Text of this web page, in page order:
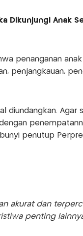
Dikunjungi Anak
penanganan
penjangkauan,
diundangkan. Agar
bunyi penutup
akurat dan
penting